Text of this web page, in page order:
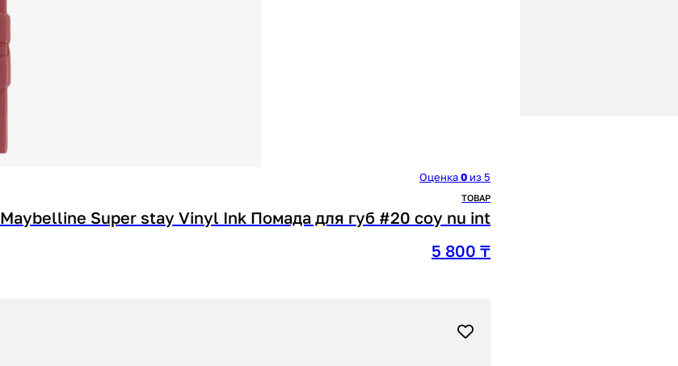
Оценка0 из 5
ТОВАР
Maybelline Super stay Vinyl Ink Помада для губ #20 coy nu int
5 800 ₸